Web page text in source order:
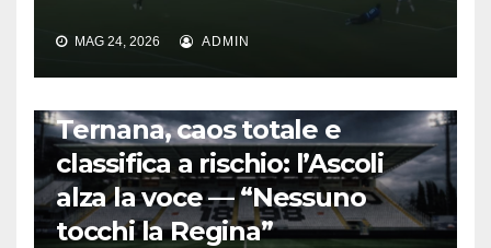
MAG 24, 2026 ADMIN
Ternana, caos totale e
classifica a rischio: l’Ascoli
alza la voce — “Nessuno
tocchi la Regina”